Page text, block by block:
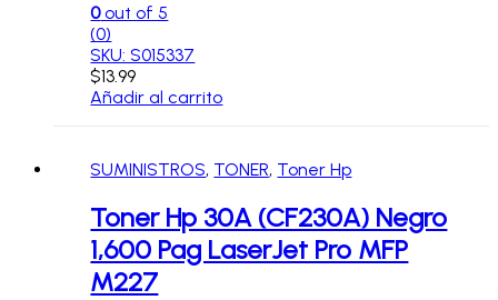
0out of 5
(0)
SKU: S015337
$13.99
Añadir al carrito
SUMINISTROS, TONER, Toner Hp
Toner Hp 30A (CF230A) Negro
1,600 Pag LaserJet Pro MFP
M227